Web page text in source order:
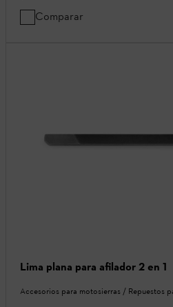
Comparar
Lima plana para afilador 2 en 1
Accesorios para motosierras / Repuestos